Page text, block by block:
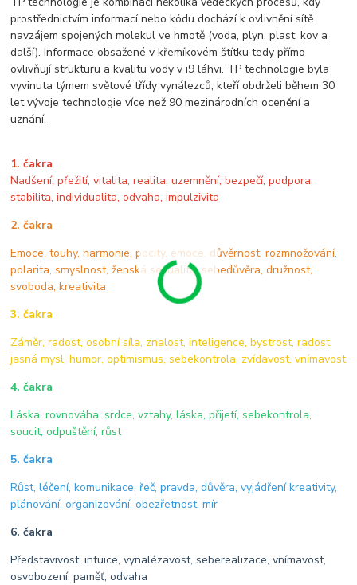
prostřednictvím informací nebo kódu dochází k ovlivnění sítě
navzájem spojených molekul ve hmotě (voda, plyn, plast, kov a
další). Informace obsažené v křemíkovém štítku tedy přímo
ovlivňují strukturu a kvalitu vody v i9 láhvi. TP technologie byla
vyvinuta týmem světové třídy vynálezců, kteří obdrželi během 30
let vývoje technologie více než 90 mezinárodních ocenění a
uznání.
1. čakra
Nadšení, přežití, vitalita, realita, uzemnění, bezpečí, podpora,
stabilita, individualita, odvaha, impulzivita
2. čakra
Emoce, touhy, harmonie, pocity, emoce, důvěrnost, rozmnožování,
polarita, smyslnost, ženská sexualita, sebedůvěra, družnost,
svoboda, kreativita
3. čakra
Záměr, radost, osobní síla, znalost, inteligence, bystrost, radost,
jasná mysl, humor, optimismus, sebekontrola, zvídavost, vnímavost
4. čakra
Láska, rovnováha, srdce, vztahy, láska, přijetí, sebekontrola,
soucit, odpuštění, růst
5. čakra
Růst, léčení, komunikace, řeč, pravda, důvěra, vyjádření kreativity,
plánování, organizování, obezřetnost, mír
6. čakra
Představivost, intuice, vynalézavost, seberealizace, vnímavost,
osvobození, paměť, odvaha